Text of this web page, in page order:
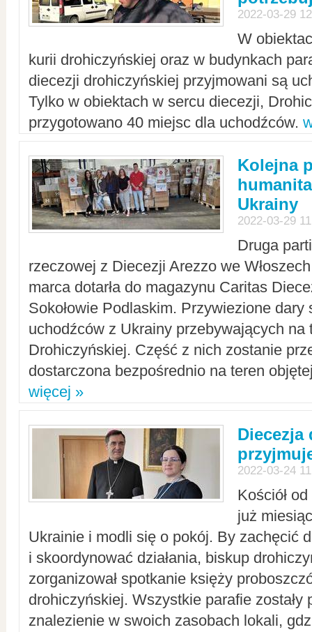
2022-03-29
W
kurii drohiczyńskiej oraz w budynkach
diecezji drohiczyńskiej przyjmowani są
Tylko w obiektach w sercu diecezji,
przygotowano 40 miejsc dla uchodźców.
Kolejna
Ukrainy
2022-03-29
Druga
rzeczowej z Diecezji Arezzo we
marca dotarła do magazynu Caritas
Sokołowie Podlaskim. Przywiezione dary
uchodźców z Ukrainy przebywających na
Drohiczyńskiej. Część z nich zostanie
dostarczona bezpośrednio na teren
więcej »
Diecezja
2022-03-24
Kościół
już
Ukrainie i modli się o pokój. By zachęcić
i skoordynować działania, biskup
zorganizował spotkanie księży
drohiczyńskiej. Wszystkie parafie zostały
znalezienie w swoich zasobach lokali,